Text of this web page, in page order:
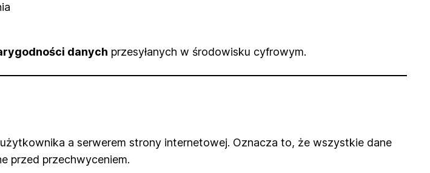
danych przesyłanych w środowisku cyfrowym.
a serwerem strony internetowej. Oznacza to, że wszystkie dane
przed przechwyceniem.